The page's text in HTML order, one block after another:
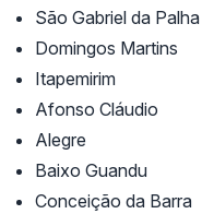
São Gabriel da Palha
Domingos Martins
Itapemirim
Afonso Cláudio
Alegre
Baixo Guandu
Conceição da Barra